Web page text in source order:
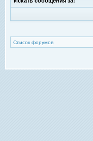
Список форумов